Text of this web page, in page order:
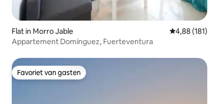
Flat in Morro Jable Gemiddelde
4,88 (181)
Appartement Domínguez, Fuerteventura
Favoriet van gasten
Favoriet van gasten